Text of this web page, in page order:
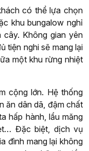
có thể lựa chọn
khu bungalow nghỉ
cây. Không gian yên
tiện nghi sẽ mang lại
một khu rừng nhiệt
cộng lớn. Hệ thống
ăn dân dã, đậm chất
hấp hành, lẩu măng
Đặc biệt, dịch vụ
đình mang lại không